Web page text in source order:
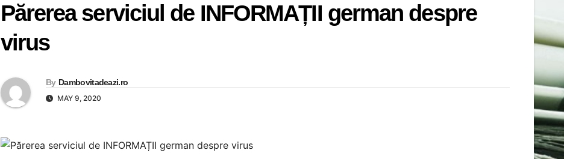
Părerea serviciul de INFORMAȚII german despre
virus
By Dambovitadeazi.ro
MAY 9, 2020